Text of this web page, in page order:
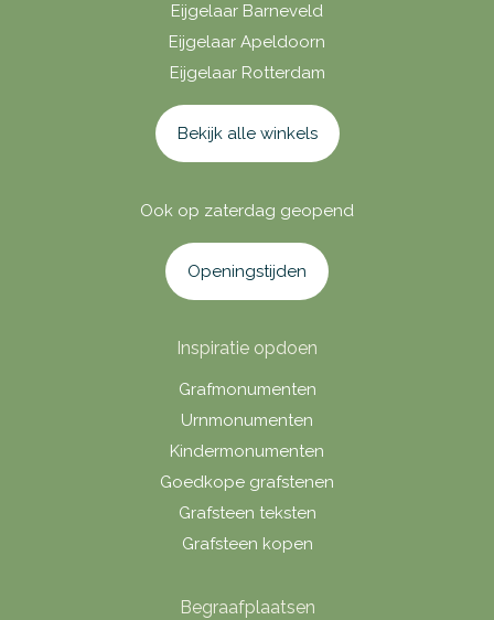
Eijgelaar Barneveld
Eijgelaar Apeldoorn
Eijgelaar Rotterdam
Bekijk alle winkels
Ook op zaterdag geopend
Openingstijden
Inspiratie opdoen
Grafmonumenten
Urnmonumenten
Kindermonumenten
Goedkope grafstenen
Grafsteen teksten
Grafsteen kopen
Begraafplaatsen